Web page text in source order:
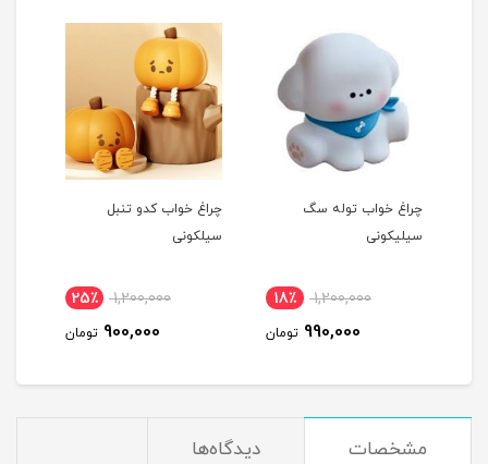
چراغ خواب توله سگ
سیلیکونی
1,200,000 18٪
990,000 تومان
چراغ خواب کدو تنبل
سیلکونی
1,200,000 25٪
900,000 تومان
مشخصات دیدگاه‌ها